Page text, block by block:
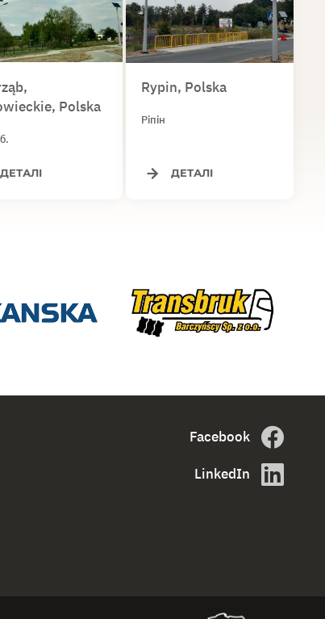
Polska
ДЕТАЛІ
Rypin, Polska
Ріпін
ДЕТАЛІ
Facebook
LinkedIn